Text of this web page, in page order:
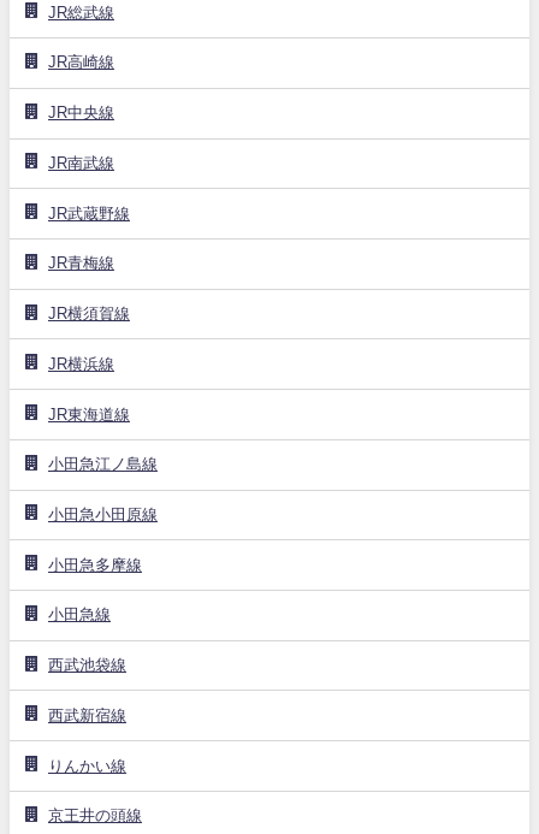
JR総武線
JR高崎線
JR中央線
JR南武線
JR武蔵野線
JR青梅線
JR横須賀線
JR横浜線
JR東海道線
小田急江ノ島線
小田急小田原線
小田急多摩線
小田急線
西武池袋線
西武新宿線
りんかい線
京王井の頭線